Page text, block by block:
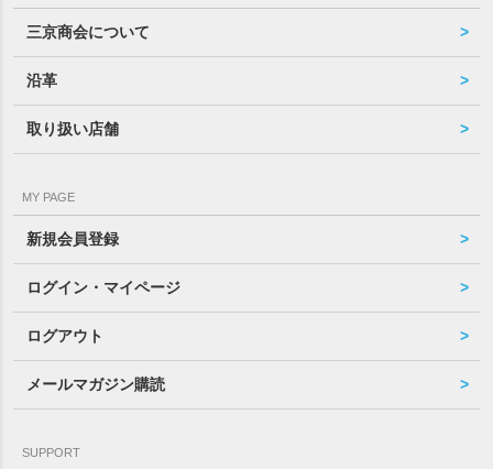
三京商会について
沿革
取り扱い店舗
MY PAGE
新規会員登録
ログイン・マイページ
ログアウト
メールマガジン購読
SUPPORT